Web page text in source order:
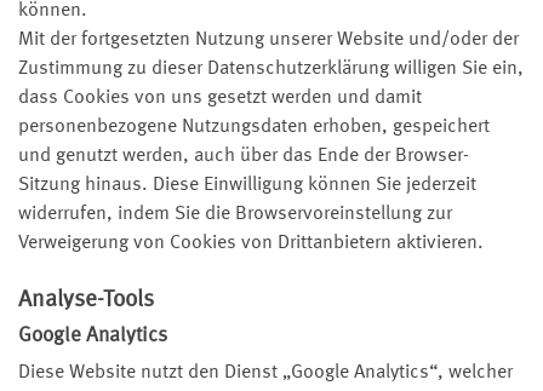
können.
Mit der fortgesetzten Nutzung unserer Website und/oder der
Zustimmung zu dieser Datenschutzerklärung willigen Sie ein,
dass Cookies von uns gesetzt werden und damit
personenbezogene Nutzungsdaten erhoben, gespeichert
und genutzt werden, auch über das Ende der Browser-
Sitzung hinaus. Diese Einwilligung können Sie jederzeit
widerrufen, indem Sie die Browservoreinstellung zur
Verweigerung von Cookies von Drittanbietern aktivieren.
Analyse-Tools
Google Analytics
Diese Website nutzt den Dienst „Google Analytics“, welcher